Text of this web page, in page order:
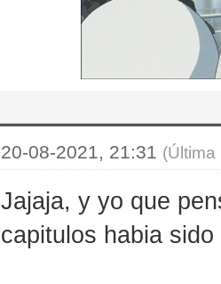
20-08-2021, 21:31
Jajaja, y yo que
capitulos habia